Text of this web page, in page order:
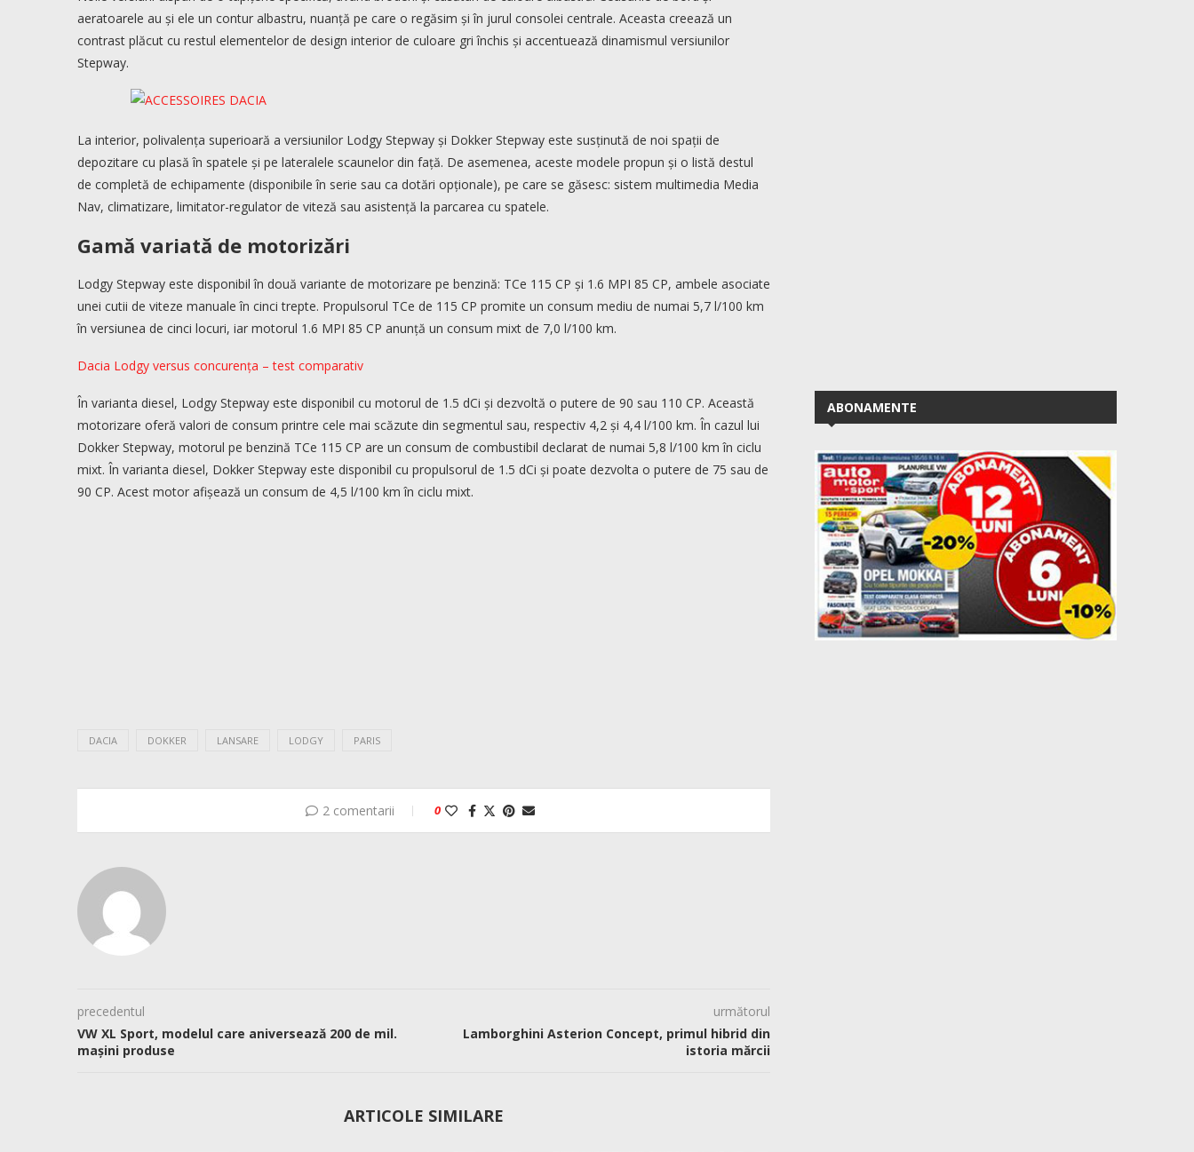
aeratoarele au și ele un contur albastru, nuanță pe care o regăsim și în jurul consolei centrale. Aceasta creează un
contrast plăcut cu restul elementelor de design interior de culoare gri închis și accentuează dinamismul versiunilor
Stepway.
La interior, polivalența superioară a versiunilor Lodgy Stepway și Dokker Stepway este susținută de noi spații de
depozitare cu plasă în spatele și pe lateralele scaunelor din față. De asemenea, aceste modele propun și o listă destul
de completă de echipamente (disponibile în serie sau ca dotări opționale), pe care se găsesc: sistem multimedia Media
Nav, climatizare, limitator-regulator de viteză sau asistență la parcarea cu spatele.
Gamă variată de motorizări
Lodgy Stepway este disponibil în două variante de motorizare pe benzină: TCe 115 CP și 1.6 MPI 85 CP, ambele asociate
unei cutii de viteze manuale în cinci trepte. Propulsorul TCe de 115 CP promite un consum mediu de numai 5,7 l/100 km
în versiunea de cinci locuri, iar motorul 1.6 MPI 85 CP anunță un consum mixt de 7,0 l/100 km.
Dacia Lodgy versus concurența – test comparativ
În varianta diesel, Lodgy Stepway este disponibil cu motorul de 1.5 dCi și dezvoltă o putere de 90 sau 110 CP. Această
motorizare oferă valori de consum printre cele mai scăzute din segmentul sau, respectiv 4,2 și 4,4 l/100 km. În cazul lui
Dokker Stepway, motorul pe benzină TCe 115 CP are un consum de combustibil declarat de numai 5,8 l/100 km în ciclu
mixt. În varianta diesel, Dokker Stepway este disponibil cu propulsorul de 1.5 dCi și poate dezvolta o putere de 75 sau de
90 CP. Acest motor afișează un consum de 4,5 l/100 km în ciclu mixt.
DACIA DOKKER LANSARE LODGY PARIS
2 comentarii 0
precedentul
VW XL Sport, modelul care aniversează 200 de mil.
mașini produse
următorul
Lamborghini Asterion Concept, primul hibrid din
istoria mărcii
ARTICOLE SIMILARE
ABONAMENTE